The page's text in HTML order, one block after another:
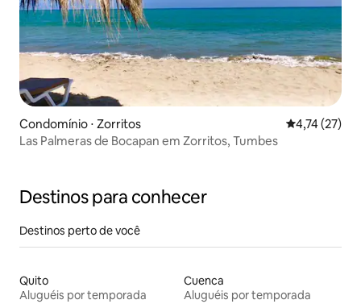
Condomínio ⋅ Zorritos 4,74 de uma
4,74 (27)
Las Palmeras de Bocapan em Zorritos, Tumbes
Destinos para conhecer
Destinos perto de você
Quito
Aluguéis por temporada
Cuenca
Aluguéis por temporada